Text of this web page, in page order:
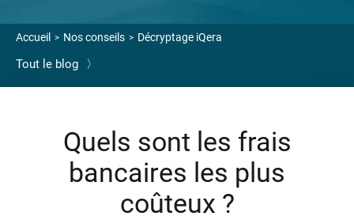
FR
Régler mon dossier
Nous contacter
Accueil Nos conseils Décryptage iQera
Tout le blog 〉
Quels sont les frais
bancaires les plus
coûteux ?